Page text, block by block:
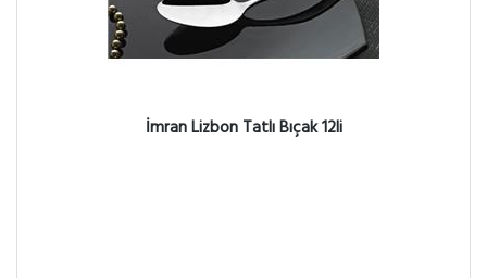
İmran Lizbon Tatlı Bıçak 12li